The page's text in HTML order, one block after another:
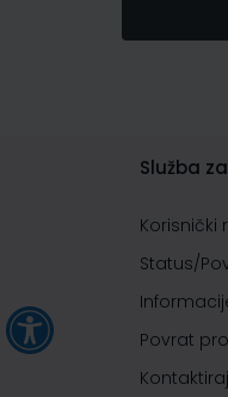
Služba
Korisnički
Status/
Povrat